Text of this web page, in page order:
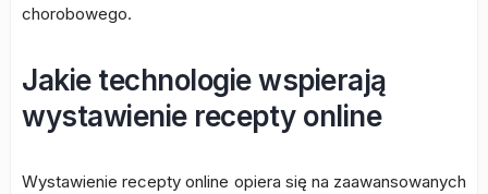
chorobowego.
Jakie technologie wspierają
wystawienie recepty online
Wystawienie recepty online opiera się na zaawansowanych